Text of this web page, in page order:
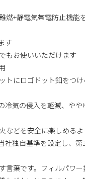
+静電気帯電防止機能
す
もお使いいただけます
にロゴドット釦をつ
気の侵入を軽減、や
などを安全に楽しめる
社独自基準を設定し、
葉です。フィルパワ